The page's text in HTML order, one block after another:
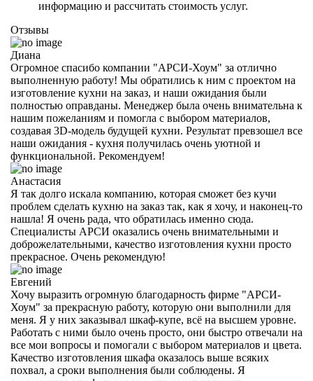
информацию и рассчитать стоимость услуг.
Отзывы
Диана
Огромное спасибо компании "АРСИ-Хоум" за отлично
выполненную работу! Мы обратились к ним с проектом на
изготовление кухни на заказ, и наши ожидания были
полностью оправданы. Менеджер была очень внимательна к
нашим пожеланиям и помогла с выбором материалов,
создавая 3D-модель будущей кухни. Результат превзошел все
наши ожидания - кухня получилась очень уютной и
функциональной. Рекомендуем!
Анастасия
Я так долго искала компанию, которая сможет без кучи
проблем сделать кухню на заказ так, как я хочу, и наконец-то
нашла! Я очень рада, что обратилась именно сюда.
Специалисты АРСИ оказались очень внимательными и
доброжелательными, качество изготовления кухни просто
прекрасное. Очень рекомендую!
Евгений
Хочу выразить огромную благодарность фирме "АРСИ-
Хоум" за прекрасную работу, которую они выполнили для
меня. Я у них заказывал шкаф-купе, всё на высшем уровне.
Работать с ними было очень просто, они быстро отвечали на
все мои вопросы и помогали с выбором материалов и цвета.
Качество изготовления шкафа оказалось выше всяких
похвал, а сроки выполнения были соблюдены. Я